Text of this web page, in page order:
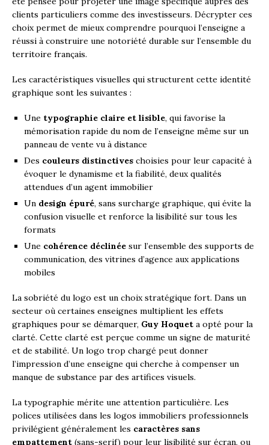
clients particuliers comme des investisseurs. Décrypter ces
choix permet de mieux comprendre pourquoi l’enseigne a
réussi à construire une notoriété durable sur l’ensemble du
territoire français.
Les caractéristiques visuelles qui structurent cette identité
graphique sont les suivantes :
Une typographie claire et lisible, qui favorise la
mémorisation rapide du nom de l’enseigne même sur un
panneau de vente vu à distance
Des couleurs distinctives choisies pour leur capacité à
évoquer le dynamisme et la fiabilité, deux qualités
attendues d’un agent immobilier
Un design épuré, sans surcharge graphique, qui évite la
confusion visuelle et renforce la lisibilité sur tous les
formats
Une cohérence déclinée sur l’ensemble des supports de
communication, des vitrines d’agence aux applications
mobiles
La sobriété du logo est un choix stratégique fort. Dans un
secteur où certaines enseignes multiplient les effets
graphiques pour se démarquer, Guy Hoquet a opté pour la
clarté. Cette clarté est perçue comme un signe de maturité
et de stabilité. Un logo trop chargé peut donner
l’impression d’une enseigne qui cherche à compenser un
manque de substance par des artifices visuels.
La typographie mérite une attention particulière. Les
polices utilisées dans les logos immobiliers professionnels
privilégient généralement les caractères sans
empattement (sans-serif) pour leur lisibilité sur écran, ou